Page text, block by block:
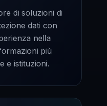
di soluzioni di
dati con
nella
più
e istituzioni.